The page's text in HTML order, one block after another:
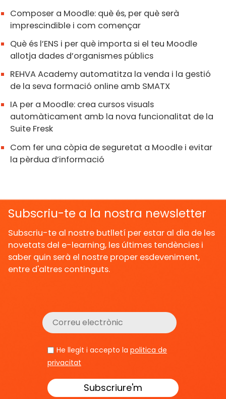
Composer a Moodle: què és, per què serà
imprescindible i com començar
Què és l’ENS i per què importa si el teu Moodle
allotja dades d’organismes públics
REHVA Academy automatitza la venda i la gestió
de la seva formació online amb SMATX
IA per a Moodle: crea cursos visuals
automàticament amb la nova funcionalitat de la
Suite Fresk
Com fer una còpia de seguretat a Moodle i evitar
la pèrdua d’informació
Subscriu-te a la nostra newsletter
Subscriu-te al nostre butlletí per estar al dia de les
novetats del e-learning, les últimes tendències i
saber quin serà el nostre proper esdeveniment,
entre d'altres continguts.
He llegit i accepto la politica de
privacitat